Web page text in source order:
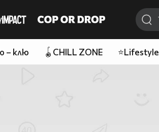
– клю 🪀CHILL ZONE ⭐Lifestyle